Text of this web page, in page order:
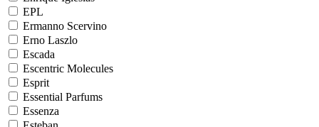
EPL
Ermanno Scervino
Erno Laszlo
Escada
Escentric Molecules
Esprit
Essential Parfums
Essenza